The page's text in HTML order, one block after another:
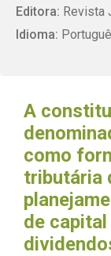
Editora: Revista
Idioma:
A
como
tributária
de